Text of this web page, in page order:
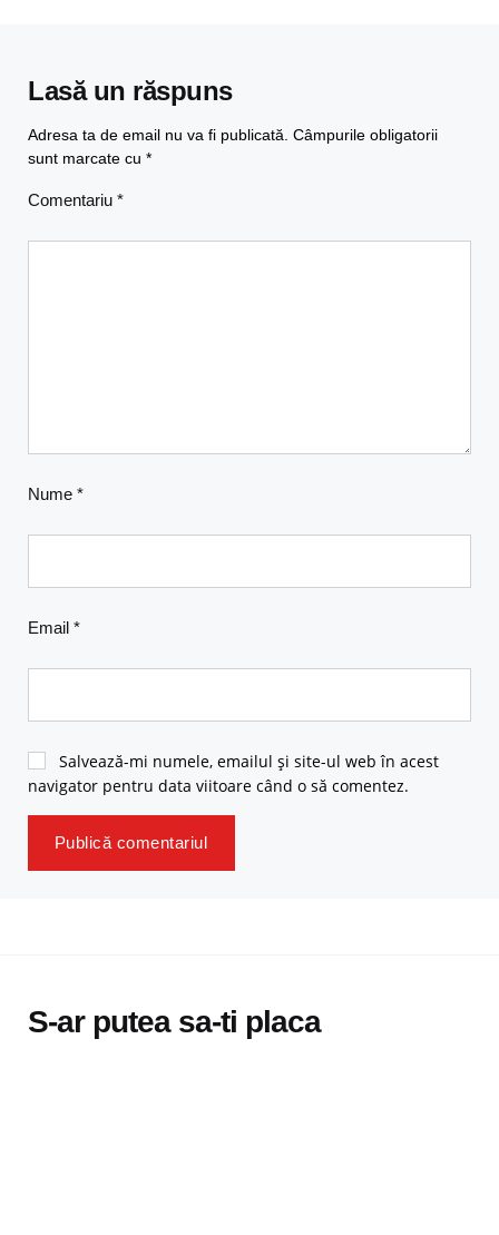
Lasă un răspuns
Adresa ta de email nu va fi publicată. Câmpurile obligatorii
sunt marcate cu *
Comentariu *
Nume *
Email *
Salvează-mi numele, emailul și site-ul web în acest
navigator pentru data viitoare când o să comentez.
S-ar putea sa-ti placa